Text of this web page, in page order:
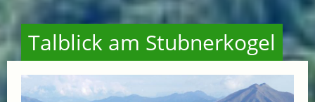
Talblick am Stubnerkogel